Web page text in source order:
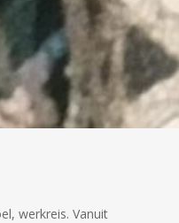
werkreis. Vanuit